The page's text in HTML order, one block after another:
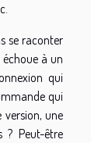
se raconter
à un
qui
qui
version, une
? Peut-être